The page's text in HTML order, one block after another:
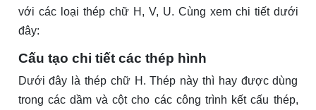
với các loại thép chữ H, V, U. Cùng xem chi tiết dưới
đây:
Cấu tạo chi tiết các thép hình
Dưới đây là thép chữ H. Thép này thì hay được dùng
trong các dầm và cột cho các công trình kết cấu thép,